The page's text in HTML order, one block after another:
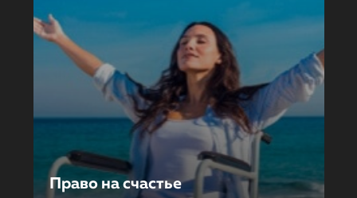
Право на счастье